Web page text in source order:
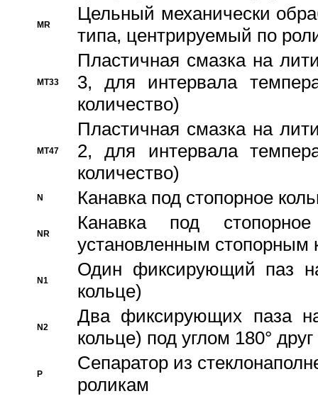
MR
Цельный механически
типа, центрируемый по
MT33
Пластичная смазка на
3, для интервала
количество)
MT47
Пластичная смазка на
2, для интервала
количество)
N Канавка под стопорное
NR
Канавка под
установленным стопорным
N1
Один фиксирующий паз
кольце)
N2
Два фиксирующих паза
кольце) под углом 180° друг
P
Cепаратор из
роликам